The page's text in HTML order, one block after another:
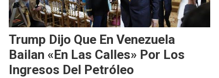
Trump Dijo Que En Venezuela
Bailan «en Las Calles» Por Los
Ingresos Del Petróleo